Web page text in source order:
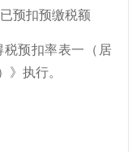
预扣预缴税额
预扣率表一（居
》执行。